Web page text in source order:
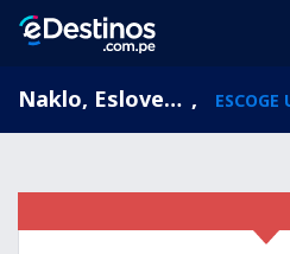
Naklo, Eslovenia , ESCOGE